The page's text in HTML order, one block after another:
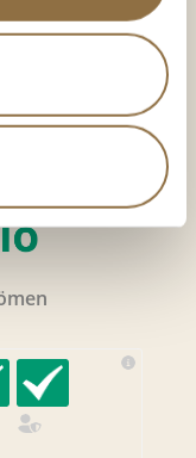
4.92av 5
kr(10 gram)
3600.00kr/kg